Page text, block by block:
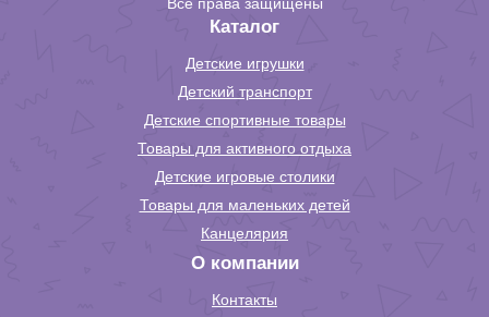
Каталог
Детские игрушки
Детский транспорт
Детские спортивные товары
Товары для активного отдыха
Детские игровые столики
Товары для маленьких детей
Канцелярия
О компании
Контакты